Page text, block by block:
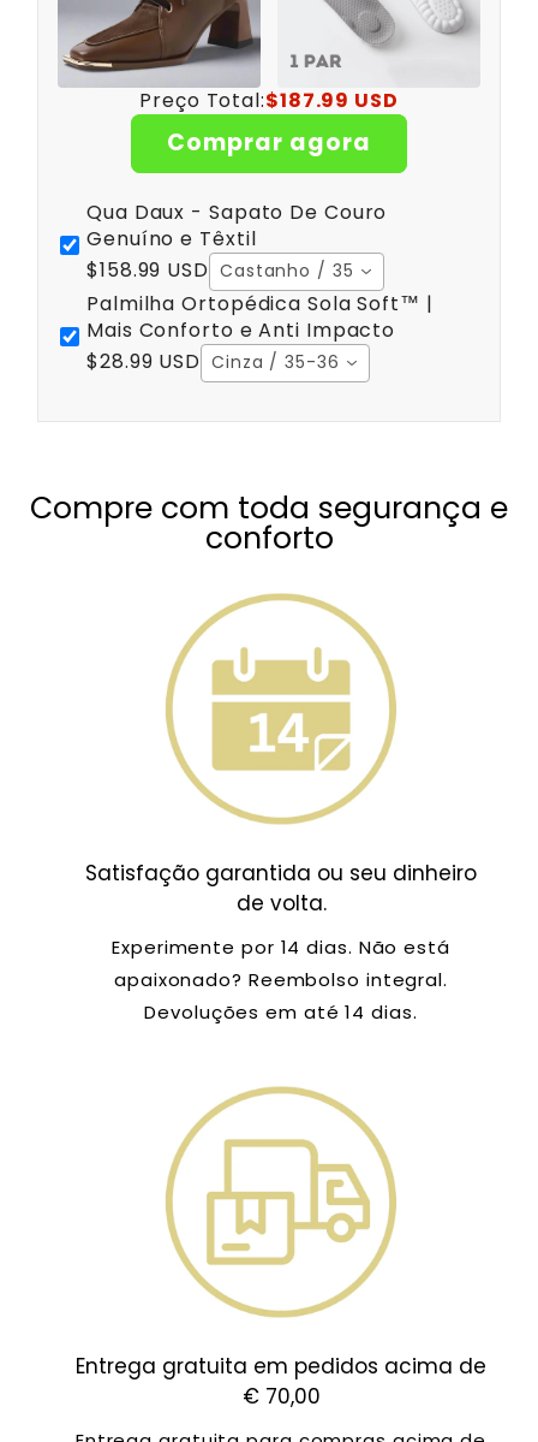
Preço Total:$187.99 USD
Comprar agora
Qua Daux - Sapato De Couro
Genuíno e Têxtil
$158.99 USD Castanho / 35
Palmilha Ortopédica Sola Soft™ |
Mais Conforto e Anti Impacto
$28.99 USD Cinza / 35-36
Compre com toda segurança e
conforto
Satisfação garantida ou seu dinheiro
de volta.
Experimente por 14 dias. Não está
apaixonado? Reembolso integral.
Devoluções em até 14 dias.
Entrega gratuita em pedidos acima de
€ 70,00